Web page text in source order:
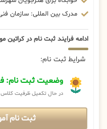
مدرک بین المللی: سازمان
ادامه فرایند ثبت نام در کراتین
شرایط ثبت نام:
وضعیت ثبت نام:
در حال تکمیل ظرفیت کلاس
ثبت نام